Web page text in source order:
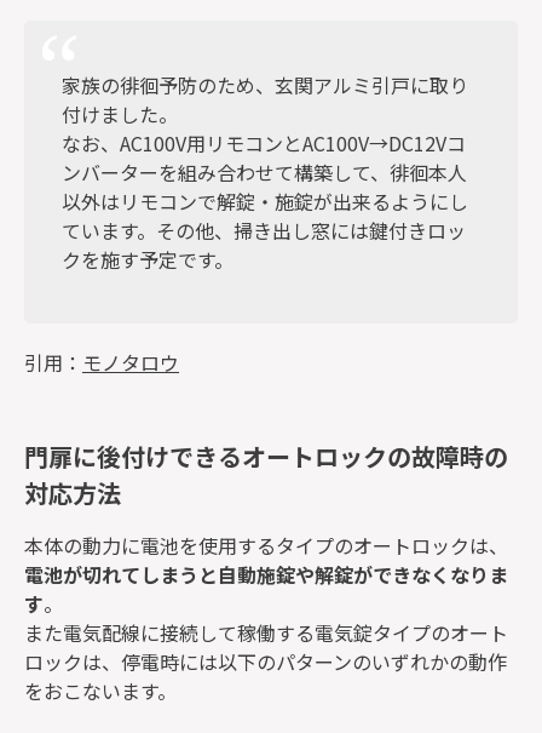
家族の徘徊予防のため、玄関アルミ引戸に取り
付けました。
なお、AC100V用リモコンとAC100V→DC12Vコ
ンバーターを組み合わせて構築して、徘徊本人
以外はリモコンで解錠・施錠が出来るようにし
ています。その他、掃き出し窓には鍵付きロッ
クを施す予定です。
引用： モノタロウ
門扉に後付けできるオートロックの故障時の
対応方法
本体の動力に電池を使用するタイプのオートロックは、
電池が切れてしまうと自動施錠や解錠ができなくなりま
す。
また電気配線に接続して稼働する電気錠タイプのオート
ロックは、停電時には以下のパターンのいずれかの動作
をおこないます。